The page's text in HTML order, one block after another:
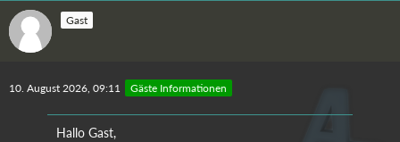
Gast
10. August 2026, 09:11 Gäste Informationen
Hallo Gast,